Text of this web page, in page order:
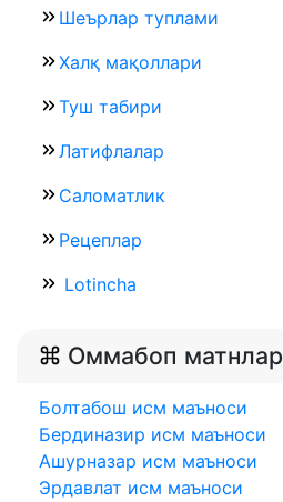
Шеърлар туплами
Халқ мақоллари
Туш табири
Латифлалар
Саломатлик
Рецеплар
Lotincha
Оммабоп матнлар
Болтабош исм маъноси
Бердиназир исм маъноси
Ашурназар исм маъноси
Эрдавлат исм маъноси